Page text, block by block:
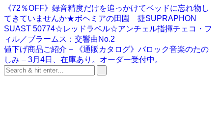
《72％OFF》録音精度だけを追っかけてベッドに忘れ物し
てきていませんか★ボヘミアの田園 捷SUPRAPHON
SUAST 50774☆レッドラベル☆アンチェル指揮チェコ・フ
ィル／ブラームス：交響曲No.2
値下げ商品ご紹介 – 《通販カタログ》バロック音楽のたの
しみ – 3月4日、在庫あり。オーダー受付中。